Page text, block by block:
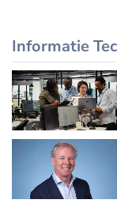
Informatie